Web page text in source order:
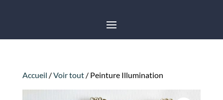
Accueil /Voir tout/ Peinture Illumination